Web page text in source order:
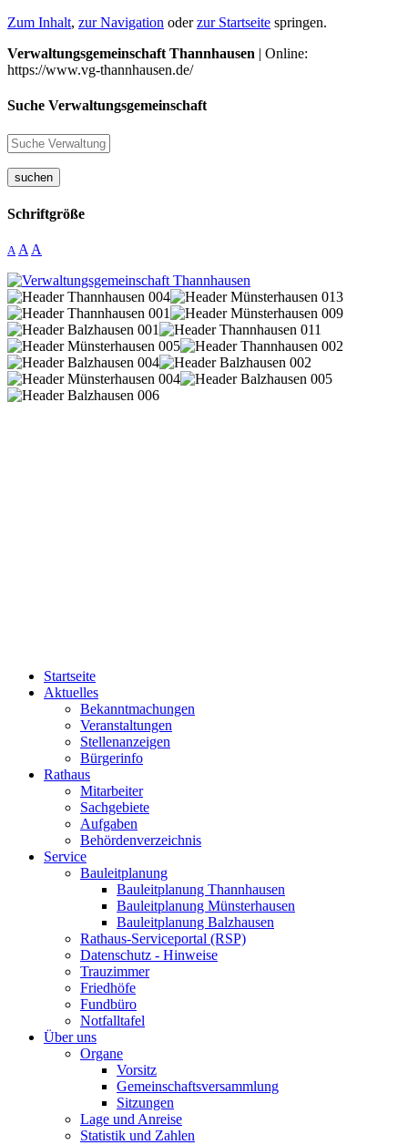
Zum Inhalt, zur Navigation oderzur Startseite springen.
Verwaltungsgemeinschaft Thannhausen | Online:
https://www.vg-thannhausen.de/
Suche Verwaltungsgemeinschaft
suchen
Schriftgröße
A A A
Startseite
Aktuelles
Bekanntmachungen
Veranstaltungen
Stellenanzeigen
Bürgerinfo
Rathaus
Mitarbeiter
Sachgebiete
Aufgaben
Behördenverzeichnis
Service
Bauleitplanung
Bauleitplanung Thannhausen
Bauleitplanung Münsterhausen
Bauleitplanung Balzhausen
Rathaus-Serviceportal (RSP)
Datenschutz - Hinweise
Trauzimmer
Friedhöfe
Fundbüro
Notfalltafel
Über uns
Organe
Vorsitz
Gemeinschaftsversammlung
Sitzungen
Lage und Anreise
Statistik und Zahlen